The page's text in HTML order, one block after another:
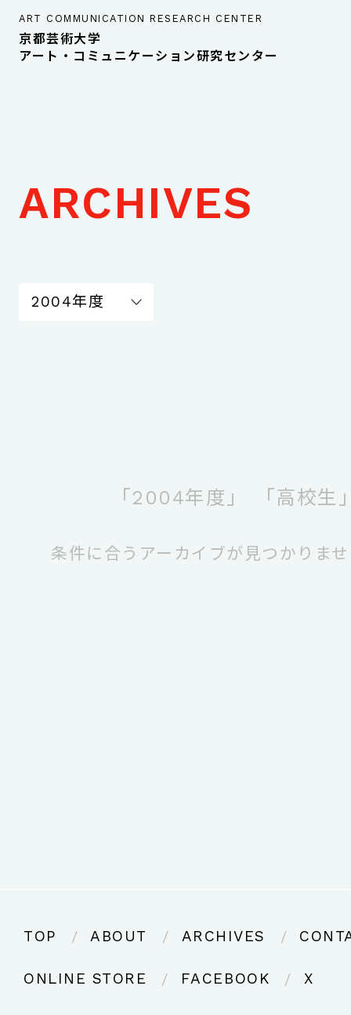
ART COMMUNICATION RESEARCH CENTER
京都芸術大学
アート・コミュニケーション研究センター
ARCHIVES
2004年度
「2004年度」 「高校生
条件に合うアーカイブが見つかりま
TOP ABOUT ARCHIVES
ONLINE STORE FACEBOOK X